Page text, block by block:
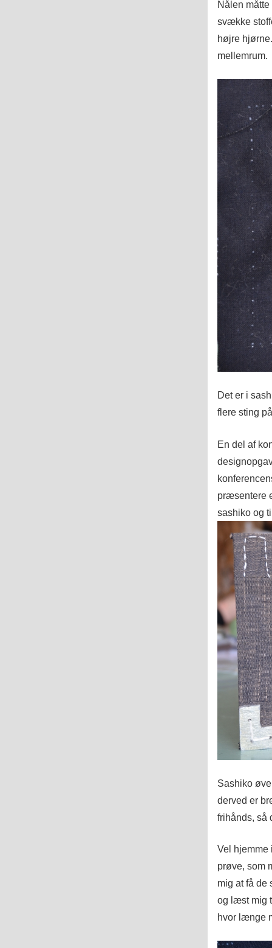
Nålen
svække
højre
mellemrum.
Det er i
flere sting
En del af
præsentere
sashiko og
Sashiko
derved er
frihånds, så
Vel hjemme
prøve, som
mig at få de
og læst mig
hvor længe